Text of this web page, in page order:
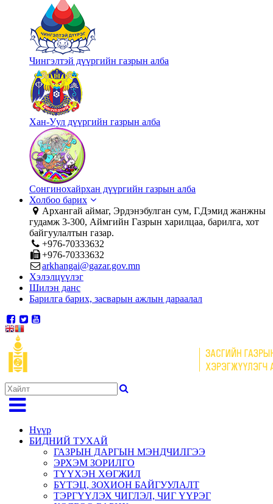
Чингэлтэй дүүргийн газрын алба
Хан-Уул дүүргийн газрын алба
Сонгинохайрхан дүүргийн газрын алба
Холбоо барих
Архангай аймаг, Эрдэнэбулган сум, Г.Дэмид жанжны
гудамж 3-300, Аймгийн Газрын харилцаа, барилга, хот
байгуулалтын газар.
+976-70333632
+976-70333632
arkhangai@gazar.gov.mn
Хэлэлцүүлэг
Шилэн данс
Барилга барих, засварын ажлын дараалал
Нүүр
БИДНИЙ ТУХАЙ
ГАЗРЫН ДАРГЫН МЭНДЧИЛГЭЭ
ЭРХЭМ ЗОРИЛГО
ТҮҮХЭН ХӨГЖИЛ
БҮТЭЦ, ЗОХИОН БАЙГУУЛАЛТ
ТЭРГҮҮЛЭХ ЧИГЛЭЛ, ЧИГ ҮҮРЭГ